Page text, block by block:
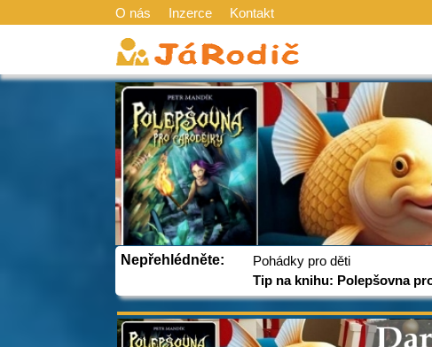
O nás Inzerce Kontakt
Nepřehlédněte:
Pohádky pro děti
Tip na knihu: Polepšovna